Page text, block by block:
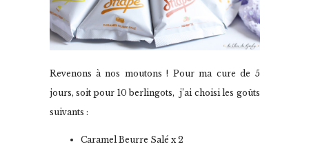
Revenons à nos moutons ! Pour ma cure de 5
jours, soit pour 10 berlingots, j’ai choisi les goûts
suivants :
Caramel Beurre Salé x 2